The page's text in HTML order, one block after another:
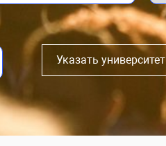
Указать университет